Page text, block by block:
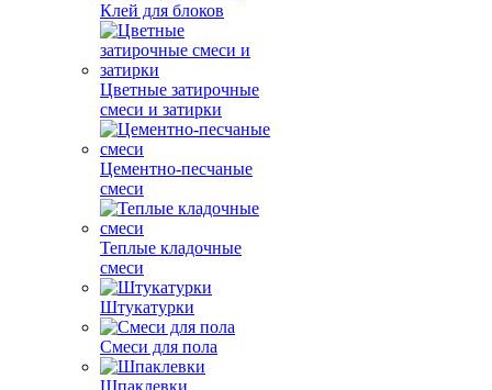
Клей для блоков
Цветные затирочные
смеси и затирки
Цементно-песчаные
смеси
Теплые кладочные
смеси
Штукатурки
Смеси для пола
Шпаклевки